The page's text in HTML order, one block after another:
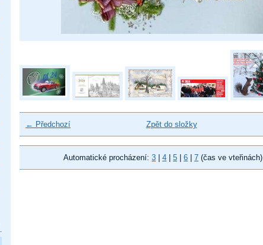
← Předchozí Zpět do složky
Automatické procházení: 3 4 5 6 7 (čas ve vteřinách)